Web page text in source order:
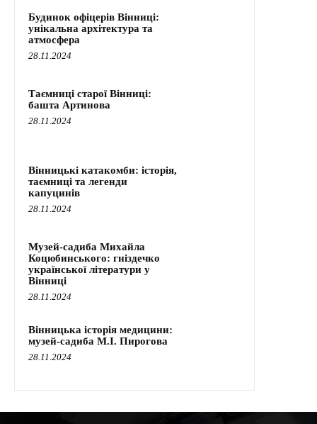
Будинок офіцерів Вінниці:
унікальна архітектура та
атмосфера
28.11.2024
Таємниці старої Вінниці:
башта Артинова
28.11.2024
Вінницькі катакомби: історія,
таємниці та легенди
капуцинів
28.11.2024
Музей-садиба Михайла
Коцюбинського: гніздечко
української літератури у
Вінниці
28.11.2024
Вінницька історія медицини:
музей-садиба М.І. Пирогова
28.11.2024